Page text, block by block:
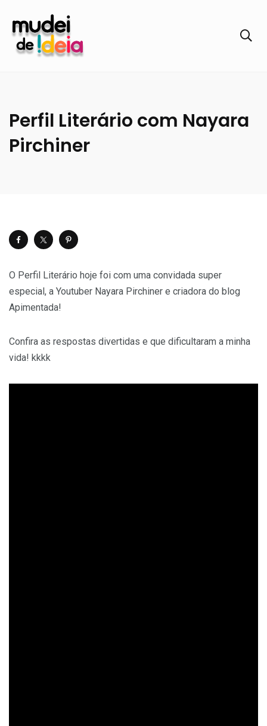
Perfil Literário com Nayara
Pirchiner
O Perfil Literário hoje foi com uma convidada super
especial, a Youtuber Nayara Pirchiner e criadora do blog
Apimentada!
Confira as respostas divertidas e que dificultaram a minha
vida! kkkk